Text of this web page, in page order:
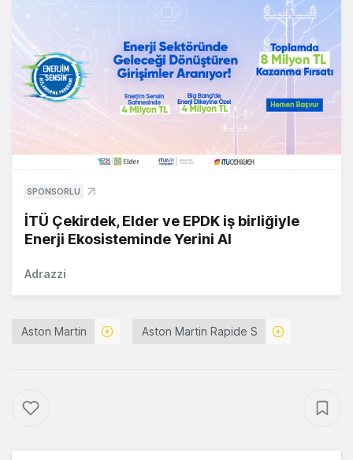
SPONSORLU
İTÜ Çekirdek, Elder ve EPDK iş birliğiyle
Enerji Ekosisteminde Yerini Al
Adrazzi
Aston Martin Aston Martin Rapide S